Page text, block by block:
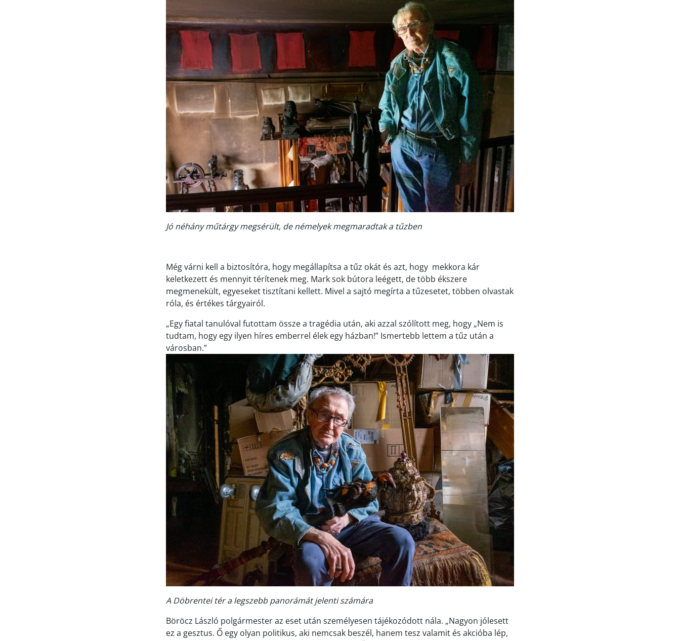
Jó néhány műtárgy megsérült, de némelyek megmaradtak a tűzben
Még várni kell a biztosítóra, hogy megállapítsa a tűz okát és azt, hogy mekkora kár
keletkezett és mennyit térítenek meg. Mark sok bútora leégett, de több ékszere
megmenekült, egyeseket tisztítani kellett. Mivel a sajtó megírta a tűzesetet, többen olvastak
róla, és értékes tárgyairól.
„Egy fiatal tanulóval futottam össze a tragédia után, aki azzal szólított meg, hogy „Nem is
tudtam, hogy egy ilyen híres emberrel élek egy házban!” Ismertebb lettem a tűz után a
városban.”
A Döbrentei tér a legszebb panorámát jelenti számára
Böröcz László polgármester az eset után személyesen tájékozódott nála. „Nagyon jólesett
ez a gesztus. Ő egy olyan politikus, aki nemcsak beszél, hanem tesz valamit és akcióba lép,